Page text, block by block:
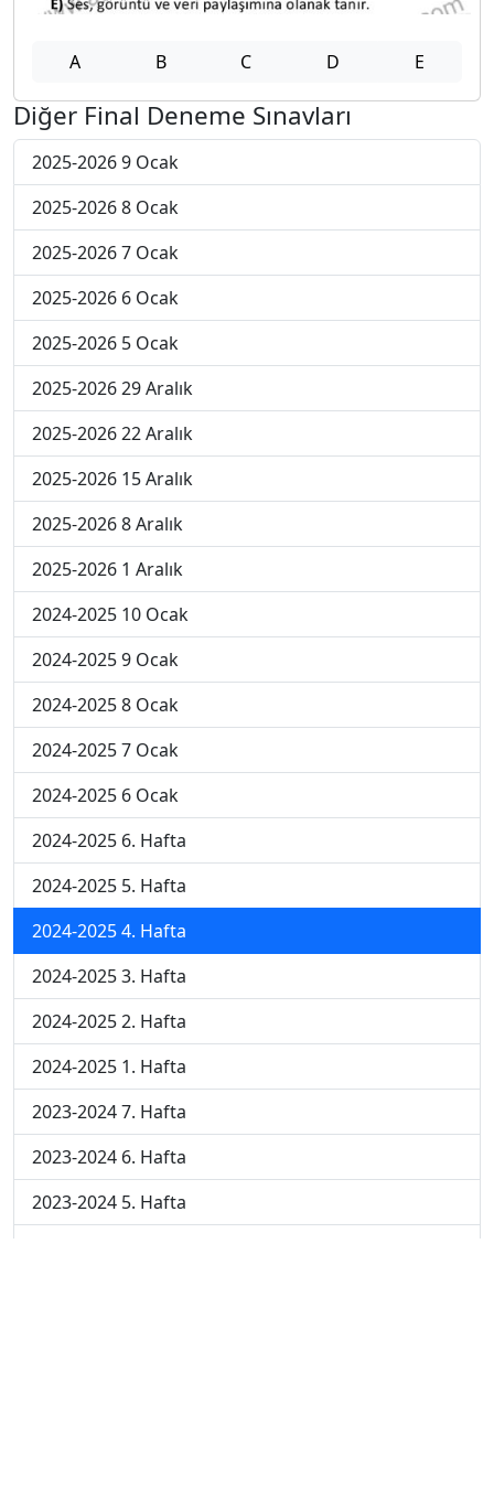
A B C D E
Diğer Final Deneme Sınavları
2025-2026 9 Ocak
2025-2026 8 Ocak
2025-2026 7 Ocak
2025-2026 6 Ocak
2025-2026 5 Ocak
2025-2026 29 Aralık
2025-2026 22 Aralık
2025-2026 15 Aralık
2025-2026 8 Aralık
2025-2026 1 Aralık
2024-2025 10 Ocak
2024-2025 9 Ocak
2024-2025 8 Ocak
2024-2025 7 Ocak
2024-2025 6 Ocak
2024-2025 6. Hafta
2024-2025 5. Hafta
2024-2025 4. Hafta
2024-2025 3. Hafta
2024-2025 2. Hafta
2024-2025 1. Hafta
2023-2024 7. Hafta
2023-2024 6. Hafta
2023-2024 5. Hafta